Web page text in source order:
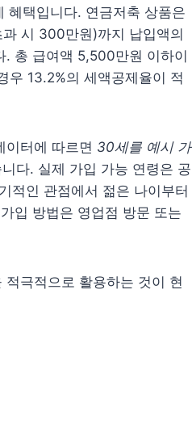
혜택입니다. 연금저축 상품은
시 300만원)까지 납입액의
. 총 급여액 5,500만원 이하이
우 13.2%의 세액공제율이 적
이터에 따르면 30세를 예시 가
다. 실제 가입 가능 연령은 공
적인 관점에서 젊은 나이부터
입 방법은 영업점 방문 또는
극적으로 활용하는 것이 현